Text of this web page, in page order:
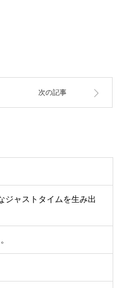
次の記事
ジャストタイムを生み出